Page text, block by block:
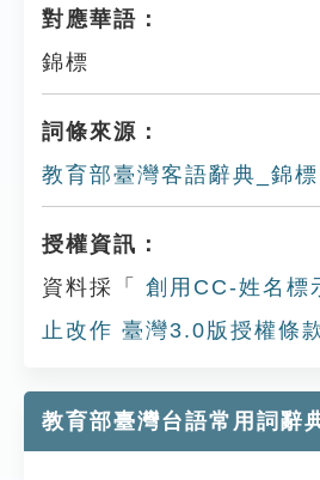
對應華語：
錦標
詞條來源：
教育部臺灣客語辭典_錦標
授權資訊：
資料採「
創用CC-姓名標
止改作 臺灣3.0版授權條
教育部臺灣台語常用詞辭